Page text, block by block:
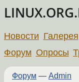
Новости Галерея
Форум Опросы
Форум — Admin